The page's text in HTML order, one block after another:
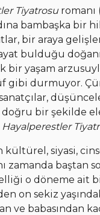
Tiyatrosu
bambaşka bir
bir araya
bulduğu
bir yaşam
gibi durmuyor.
doğru bir şekilde
Hayalperestler
kültürel, siyasi,
zamanda baştan
o döneme ait
on sekiz
ve babasından